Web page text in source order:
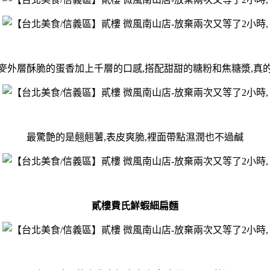
外層酥脆的蛋香加上千層的口感,搭配甜甜的糖粉和焦糖漿,真
最驚艶的是翹翹薯,表皮爽脆,裡面帶點濕潤也不過鹹
貳樓費氏鮮蝦細扁麵